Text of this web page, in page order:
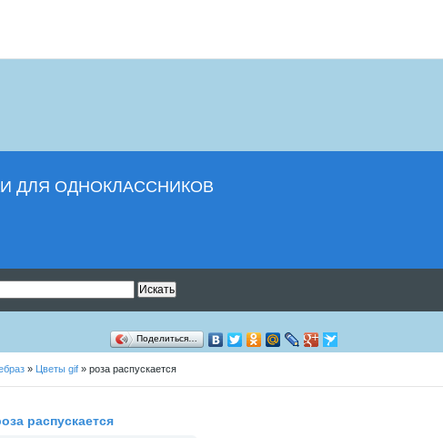
ДЛЯ ОДНОКЛАССНИКОВ
Поделиться…
» Цветы gif » роза распускается
распускается